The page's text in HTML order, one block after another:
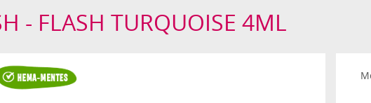
- FLASH TURQUOISE 4ML